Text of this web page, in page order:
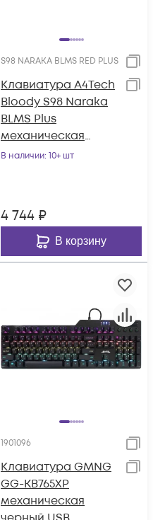
S98 NARAKA BLMS RED PLUS
Клавиатура A4Tech
Bloody S98 Naraka
BLMS Plus
механическая
черный/красный
В наличии: 10+ шт
4 744 ₽
В корзину
1901096
Клавиатура GMNG
GG-KB765XP
механическая